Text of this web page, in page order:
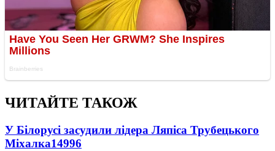
ЧИТАЙТЕ ТАКОЖ
У Білорусі засудили лідера Ляпіса Трубецького
Міхалка14996